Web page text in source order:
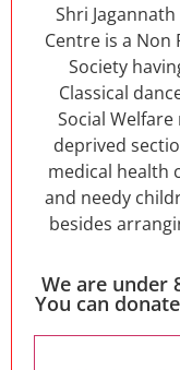
Shri
Centre is a
Society
Classical
Social
deprived
medical health
and needy
besides
We are under
You can